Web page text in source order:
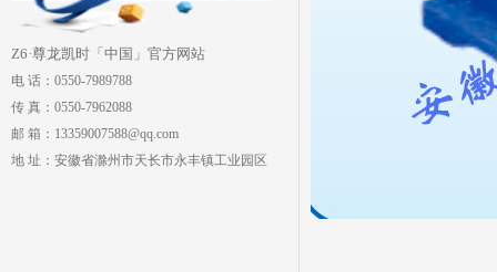
Z6·尊龙凯时「中国」官方网站
电 话：0550-7989788
传 真：0550-7962088
邮 箱：13359007588@qq.com
地 址：安徽省滁州市天长市永丰镇工业园区